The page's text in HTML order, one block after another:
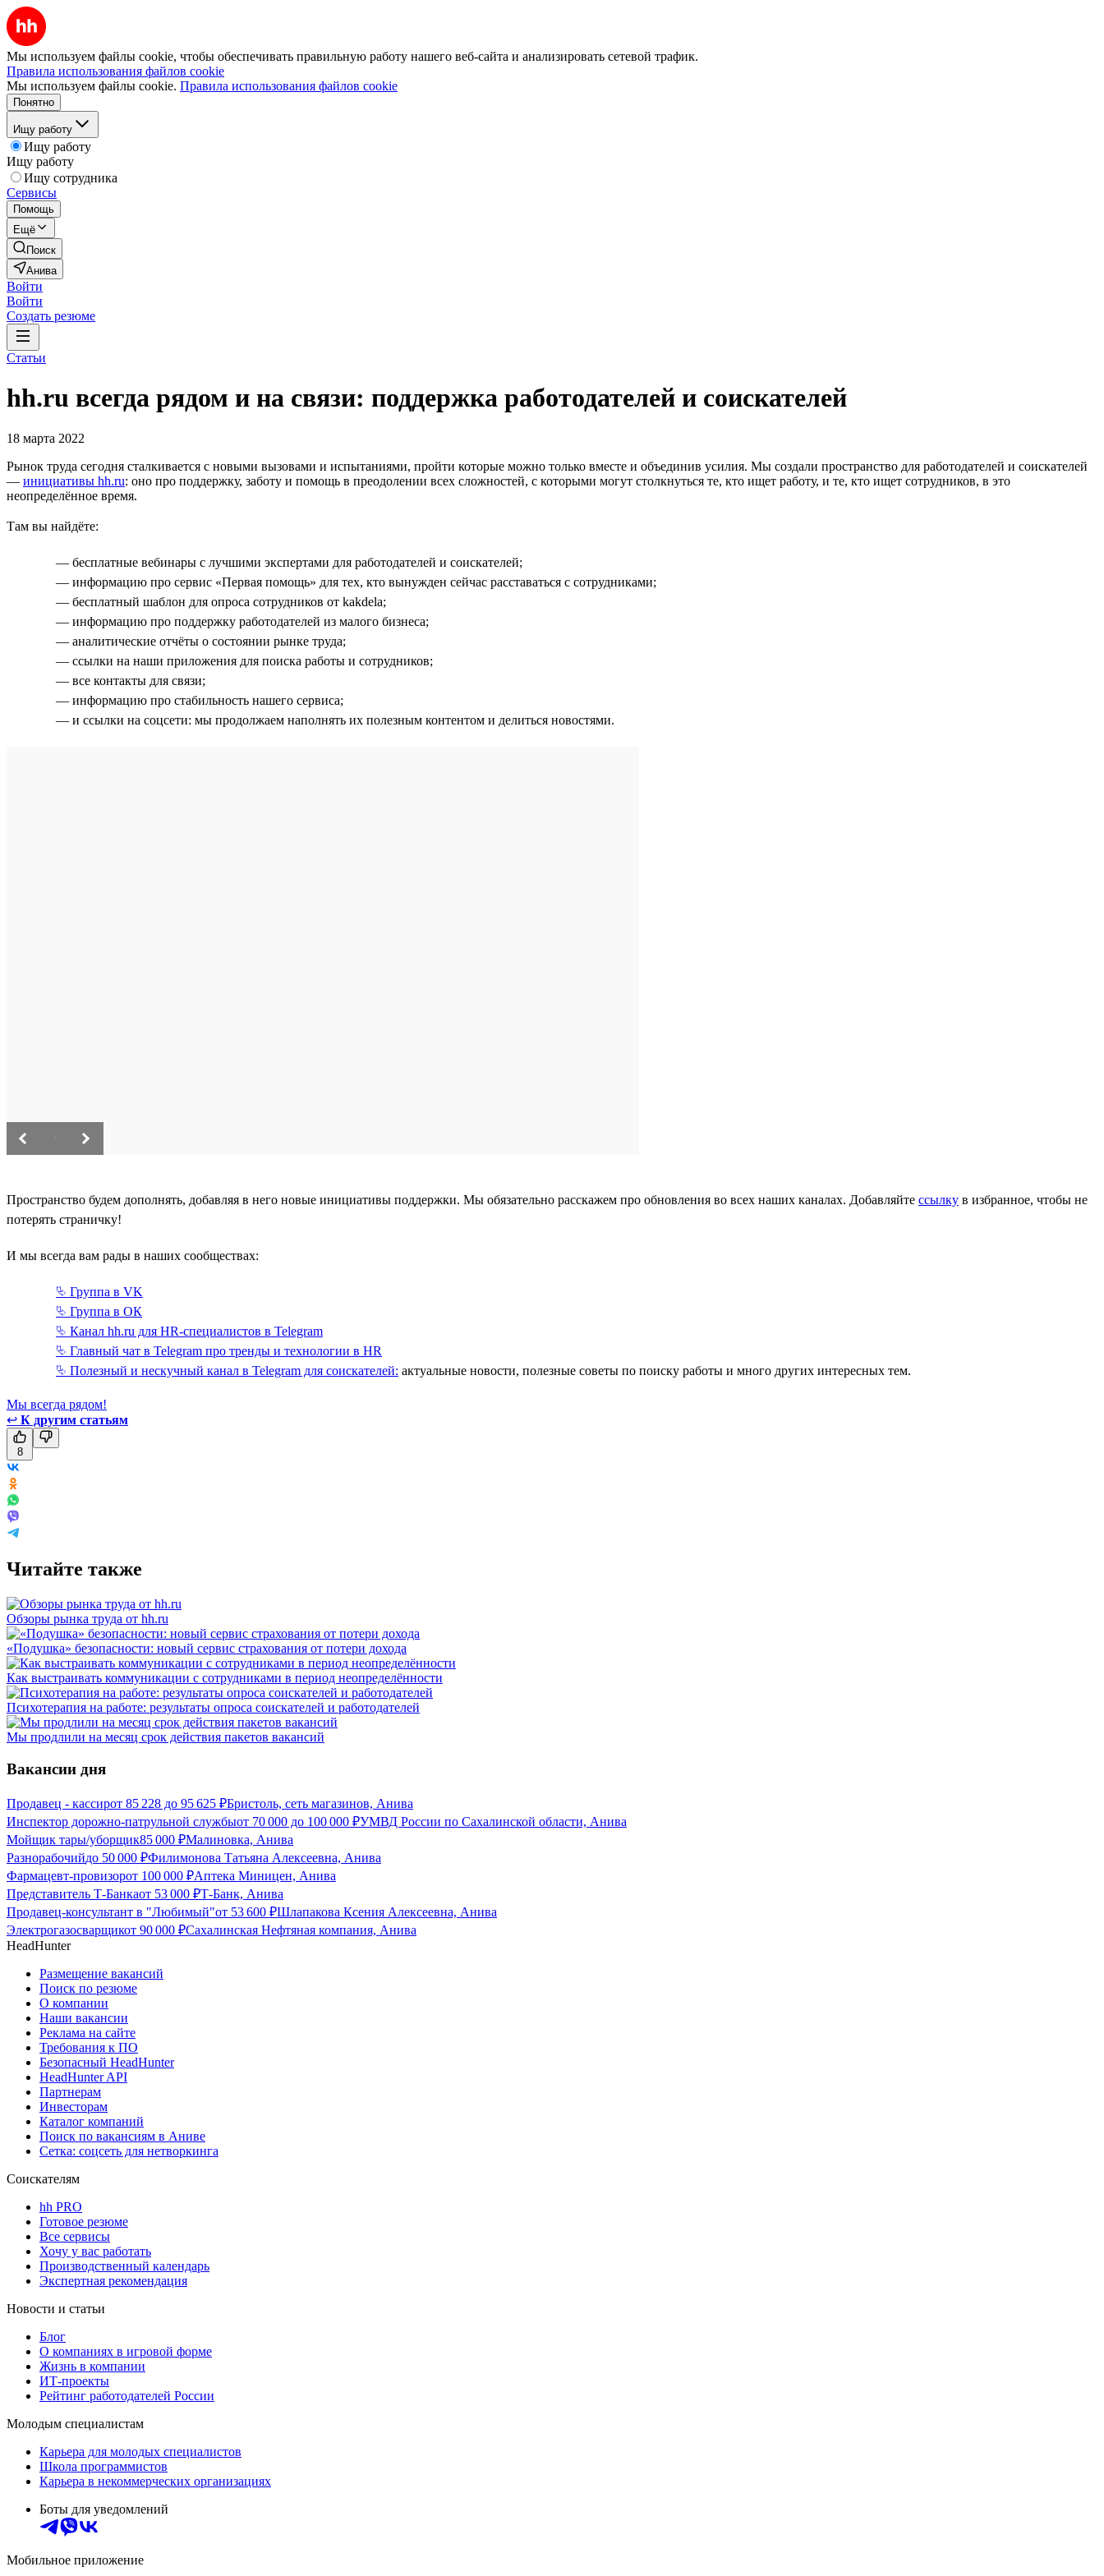
Мы используем файлы cookie, чтобы обеспечивать правильную работу нашего веб-сайта и анализировать сетевой трафик.
Правила использования файлов cookie
Мы используем файлы cookie. Правила использования файлов cookie
Понятно
Ищу работу
Ищу работу
Ищу работу
Ищу сотрудника
Сервисы
Помощь
Ещё
Поиск
Анива
Войти
Войти
Создать резюме
Статьи
hh.ru всегда рядом и на связи: поддержка работодателей и соискателей
18 марта 2022
Рынок труда сегодня сталкивается с новыми вызовами и испытаниями, пройти которые можно только вместе и объединив усилия. Мы создали пространство для работодателей и соискателей
— инициативы hh.ru: оно про поддержку, заботу и помощь в преодолении всех сложностей, с которыми могут столкнуться те, кто ищет работу, и те, кто ищет сотрудников, в это
неопределённое время.
Там вы найдёте:
— бесплатные вебинары с лучшими экспертами для работодателей и соискателей;
— информацию про сервис «Первая помощь» для тех, кто вынужден сейчас расставаться с сотрудниками;
— бесплатный шаблон для опроса сотрудников от kakdela;
— информацию про поддержку работодателей из малого бизнеса;
— аналитические отчёты о состоянии рынке труда;
— ссылки на наши приложения для поиска работы и сотрудников;
— все контакты для связи;
— информацию про стабильность нашего сервиса;
— и ссылки на соцсети: мы продолжаем наполнять их полезным контентом и делиться новостями.
Пространство будем дополнять, добавляя в него новые инициативы поддержки. Мы обязательно расскажем про обновления во всех наших каналах. Добавляйте ссылку в избранное, чтобы не
потерять страничку!
И мы всегда вам рады в наших сообществах:
⮱ Группа в VK
⮱ Группа в ОК
⮱ Канал hh.ru для HR-специалистов в Telegram
⮱ Главный чат в Telegram про тренды и технологии в HR
⮱ Полезный и нескучный канал в Telegram для соискателей: актуальные новости, полезные советы по поиску работы и много других интересных тем.
Мы всегда рядом!
↩ К другим статьям
8
Читайте также
Обзоры рынка труда от hh.ru
«Подушка» безопасности: новый сервис страхования от потери дохода
Как выстраивать коммуникации с сотрудниками в период неопределённости
Психотерапия на работе: результаты опроса соискателей и работодателей
Мы продлили на месяц срок действия пакетов вакансий
Вакансии дня
Продавец - кассирот 85 228 до 95 625 ₽Бристоль, сеть магазинов, Анива
Инспектор дорожно-патрульной службыот 70 000 до 100 000 ₽УМВД России по Сахалинской области, Анива
Мойщик тары/уборщик85 000 ₽Малиновка, Анива
Разнорабочийдо 50 000 ₽Филимонова Татьяна Алексеевна, Анива
Фармацевт-провизорот 100 000 ₽Аптека Миницен, Анива
Представитель Т-Банкаот 53 000 ₽Т-Банк, Анива
Продавец-консультант в "Любимый"от 53 600 ₽Шлапакова Ксения Алексеевна, Анива
Электрогазосварщикот 90 000 ₽Сахалинская Нефтяная компания, Анива
HeadHunter
Размещение вакансий
Поиск по резюме
О компании
Наши вакансии
Реклама на сайте
Требования к ПО
Безопасный HeadHunter
HeadHunter API
Партнерам
Инвесторам
Каталог компаний
Поиск по вакансиям в Аниве
Сетка: соцсеть для нетворкинга
Соискателям
hh PRO
Готовое резюме
Все сервисы
Хочу у вас работать
Производственный календарь
Экспертная рекомендация
Новости и статьи
Блог
О компаниях в игровой форме
Жизнь в компании
ИТ-проекты
Рейтинг работодателей России
Молодым специалистам
Карьера для молодых специалистов
Школа программистов
Карьера в некоммерческих организациях
Боты для уведомлений
Мобильное приложение